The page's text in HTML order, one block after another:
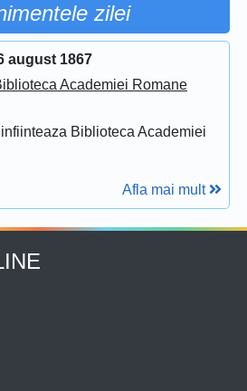
zilei
august 1867
Academiei Romane
Biblioteca Academiei
Afla mai mult